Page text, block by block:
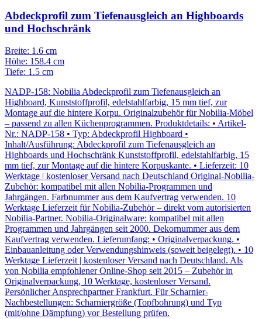
Abdeckprofil zum Tiefenausgleich an Highboards
und Hochschränk
Breite: 1.6 cm
Höhe: 158.4 cm
Tiefe: 1.5 cm
NADP-158: Nobilia Abdeckprofil zum Tiefenausgleich an
Highboard, Kunststoffprofil, edelstahlfarbig, 15 mm tief, zur
Montage auf die hintere Korpu. Originalzubehör für Nobilia-Möbel
– passend zu allen Küchenprogrammen. Produktdetails: • Artikel-
Nr.: NADP-158 • Typ: Abdeckprofil Highboard •
Inhalt/Ausführung: Abdeckprofil zum Tiefenausgleich an
Highboards und Hochschränk Kunststoffprofil, edelstahlfarbig, 15
mm tief, zur Montage auf die hintere Korpuskante. • Lieferzeit: 10
Werktage | kostenloser Versand nach Deutschland Original-Nobilia-
Zubehör: kompatibel mit allen Nobilia-Programmen und
Jahrgängen. Farbnummer aus dem Kaufvertrag verwenden. 10
Werktage Lieferzeit für Nobilia-Zubehör – direkt vom autorisierten
Nobilia-Partner. Nobilia-Originalware: kompatibel mit allen
Programmen und Jahrgängen seit 2000. Dekornummer aus dem
Kaufvertrag verwenden. Lieferumfang: • Originalverpackung. •
Einbauanleitung oder Verwendungshinweis (soweit beigelegt). • 10
Werktage Lieferzeit | kostenloser Versand nach Deutschland. Als
von Nobilia empfohlener Online-Shop seit 2015 – Zubehör in
Originalverpackung, 10 Werktage, kostenloser Versand.
Persönlicher Ansprechpartner Frankfurt. Für Scharnier-
Nachbestellungen: Scharniergröße (Topfbohrung) und Typ
(mit/ohne Dämpfung) vor Bestellung prüfen.